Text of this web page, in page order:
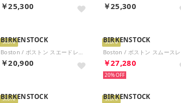
￥25,300 ￥25,300
Store
BIRKENSTOCK
Boston / ボストン スエードレザー 【レギュラー幅】 UNISEX （コーデュロイ ブラック）
￥20,900
Store
BIRKENSTOCK
￥27,280
20%
Store
BIRKENSTOCK Store
BIRKENSTOCK